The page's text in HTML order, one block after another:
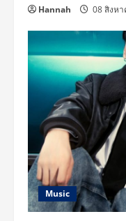
Hannah 08 สิงห
Music